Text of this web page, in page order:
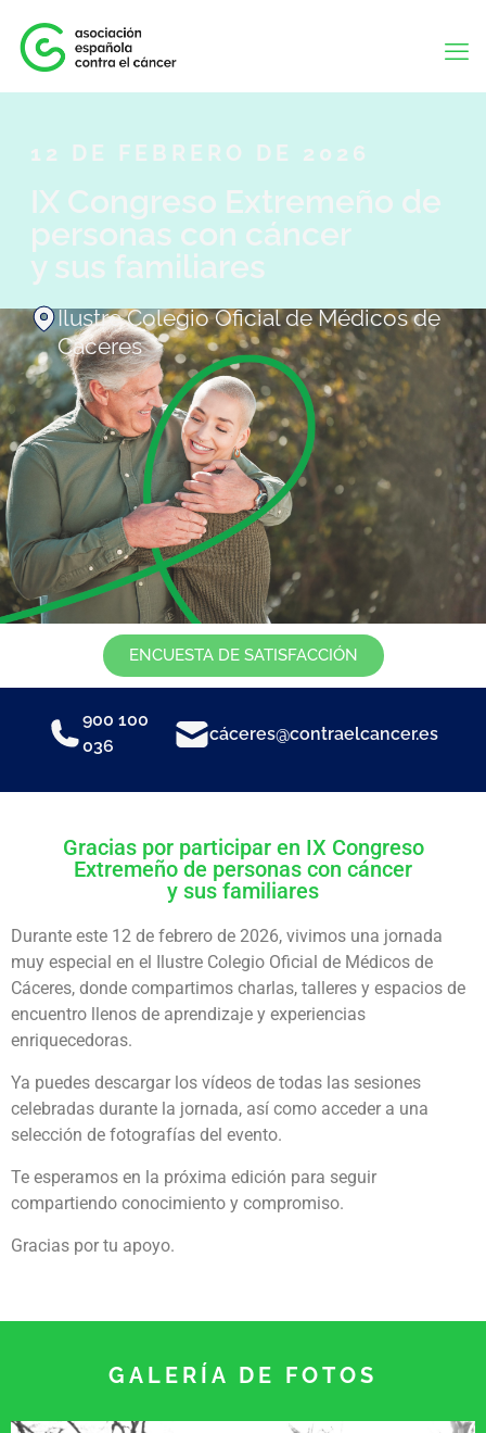
12 DE FEBRERO DE 2026
IX Congreso Extremeño de
personas con cáncer
y sus familiares
Ilustre Colegio Oficial de Médicos de
Cáceres
ENCUESTA DE SATISFACCIÓN
900 100
036
cáceres@contraelcancer.es
Gracias por participar en IX Congreso
Extremeño de personas con cáncer
y sus familiares
Durante este 12 de febrero de 2026, vivimos una jornada
muy especial en el Ilustre Colegio Oficial de Médicos de
Cáceres, donde compartimos charlas, talleres y espacios de
encuentro llenos de aprendizaje y experiencias
enriquecedoras.
Ya puedes descargar los vídeos de todas las sesiones
celebradas durante la jornada, así como acceder a una
selección de fotografías del evento.
Te esperamos en la próxima edición para seguir
compartiendo conocimiento y compromiso.
Gracias por tu apoyo.
GALERÍA DE FOTOS